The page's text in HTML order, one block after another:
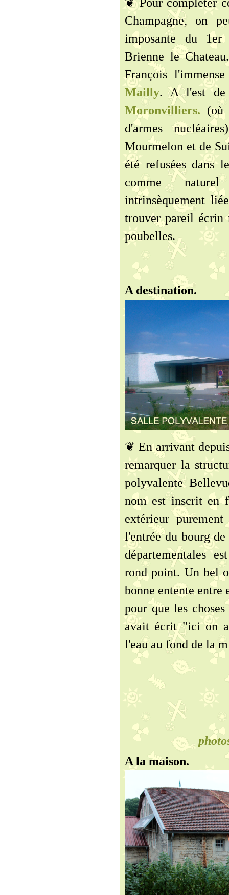
Champagne, on
imposante du
Brienne le
François
Mailly. A l'est de
Moronvilliers. (où
d'armes
Mourmelon et de
été refusées dans
comme
intrinsèquement
trouver pareil écrin
poubelles.
A destination.
❦ En arrivant
remarquer la
polyvalente
nom est inscrit en
extérieur
l'entrée du bourg
départementales
rond point. Un bel
bonne entente entre
pour que les
avait écrit "ici on
l'eau au fond de la
A la maison.